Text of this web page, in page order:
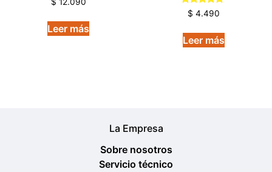
en
de 5
Leer más
Valorado
en
de 5
$ 4.490
Leer más
La Empresa
Sobre nosotros
Servicio técnico